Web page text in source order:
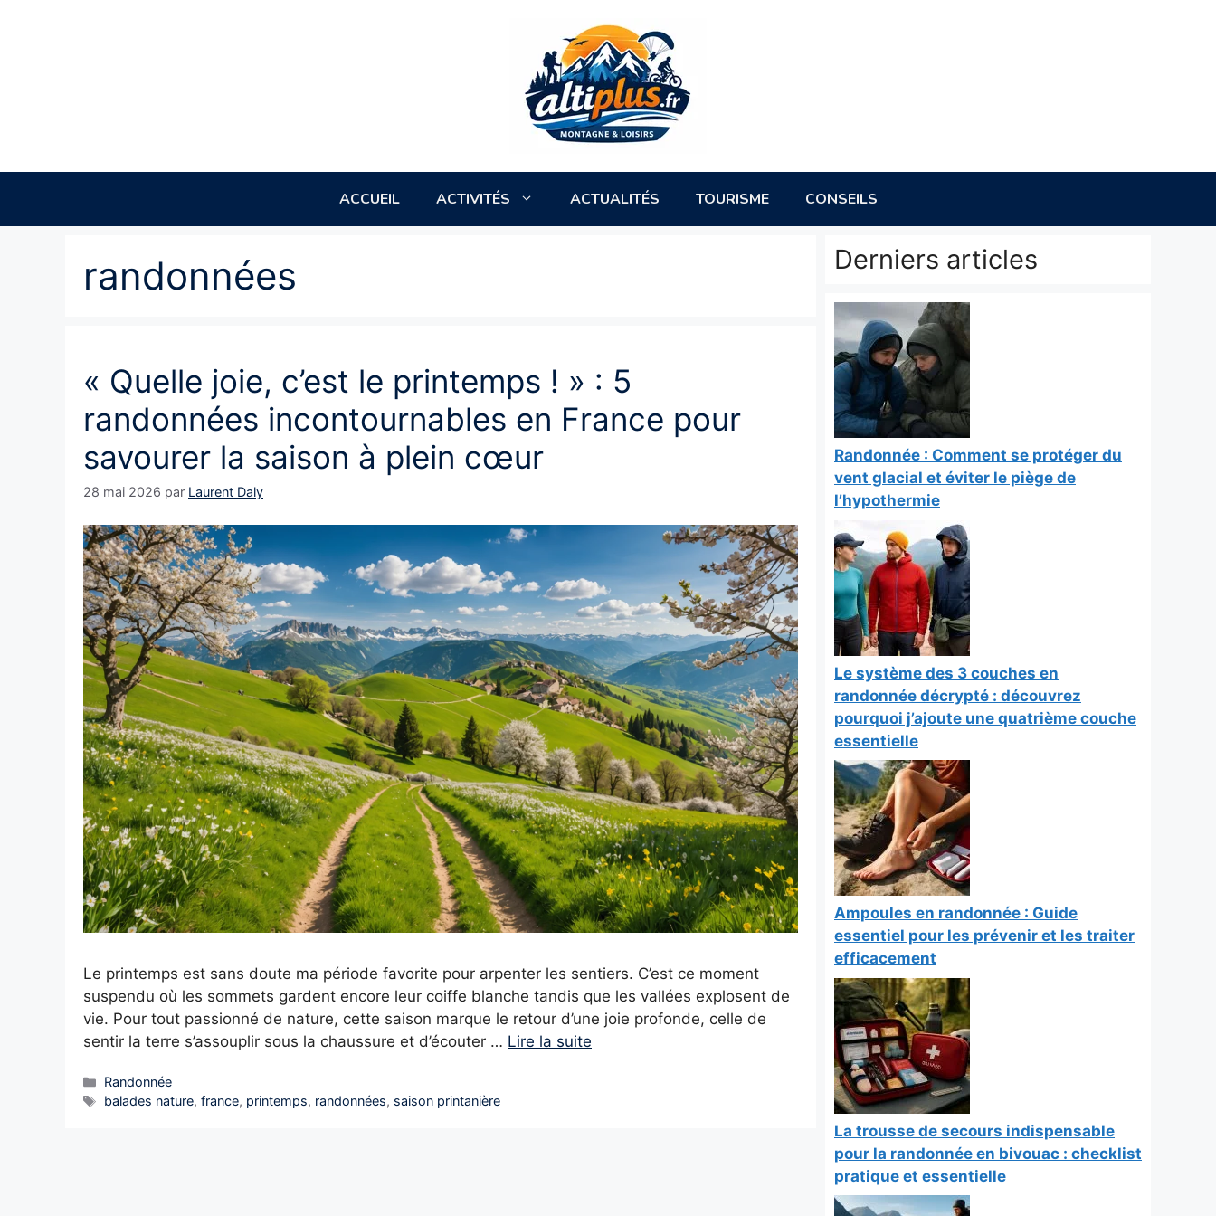
ACCUEIL ACTIVITÉS ACTUALITÉS TOURISME CONSEILS
randonnées
« Quelle joie, c’est le printemps ! » : 5
randonnées incontournables en France pour
savourer la saison à plein cœur
28 mai 2026 par Laurent Daly
Le printemps est sans doute ma période favorite pour arpenter les sentiers. C’est ce moment
suspendu où les sommets gardent encore leur coiffe blanche tandis que les vallées explosent de
vie. Pour tout passionné de nature, cette saison marque le retour d’une joie profonde, celle de
sentir la terre s’assouplir sous la chaussure et d’écouter … Lire la suite
Catégories
Randonnée
Étiquettes
balades nature,france, printemps, randonnées, saison printanière
Derniers articles
Randonnée : Comment se protéger du
vent glacial et éviter le piège de
l’hypothermie
Le système des 3 couches en
randonnée décrypté : découvrez
pourquoi j’ajoute une quatrième couche
essentielle
Ampoules en randonnée : Guide
essentiel pour les prévenir et les traiter
efficacement
La trousse de secours indispensable
pour la randonnée en bivouac : checklist
pratique et essentielle